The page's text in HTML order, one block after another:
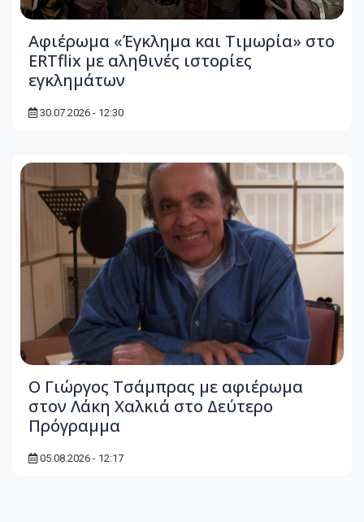
Αφιέρωμα «Έγκλημα και Τιμωρία» στο
ERTflix με αληθινές ιστορίες
εγκλημάτων
30.07.2026 - 12:30
O Γιώργος Τσάμπρας με αφιέρωμα
στον Λάκη Χαλκιά στο Δεύτερο
Πρόγραμμα
05.08.2026 - 12:17